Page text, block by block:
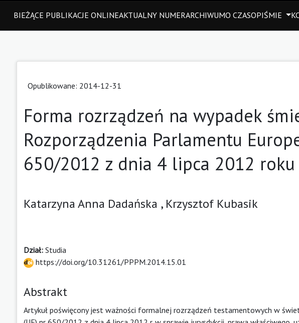
BIEŻĄCE PUBLIKACJE ONLINEAKTUALNY NUMERARCHIWUMO CZASOPIŚMIE
Opublikowane: 2014-12-31
Forma rozrządzeń na wypadek
Rozporządzenia Parlamentu
650/2012 z dnia 4 lipca 2012 roku
Katarzyna Anna Dadańska , Krzysztof Kubasik
Dział: Studia
https://doi.org/10.31261/PPPM.2014.15.01
Abstrakt
Artykuł poświęcony jest ważności formalnej rozrządzeń testamentowych w